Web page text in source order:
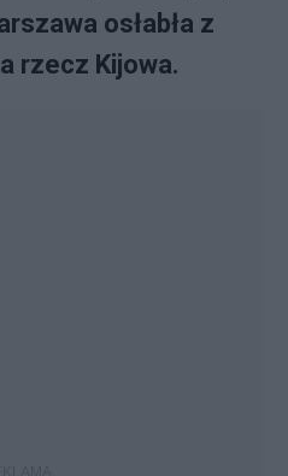
osłabła z
rzecz Kijowa.